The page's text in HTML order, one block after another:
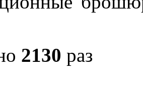
2130 раз